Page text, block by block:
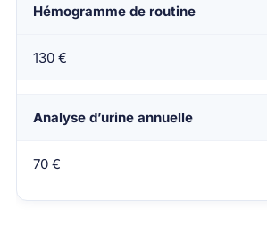
Hémogramme de routine
130 €
Analyse d’urine annuelle
70 €